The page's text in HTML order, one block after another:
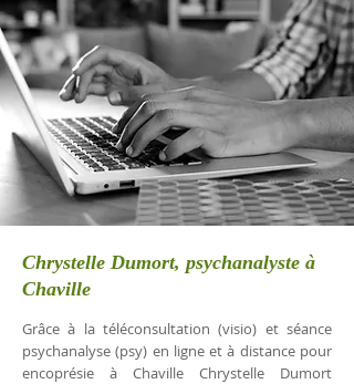
Chrystelle Dumort, psychanalyste à
Chaville
Grâce à la téléconsultation (visio) et séance
psychanalyse (psy) en ligne et à distance pour
encoprésie à Chaville Chrystelle Dumort